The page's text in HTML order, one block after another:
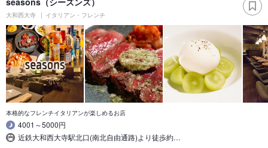
大和西大寺 イタリアン・フレンチ
本格的なフレンチイタリアンが楽しめるお店
4001～5000円
近鉄大和西大寺駅北口(南北自由通路)より徒歩約…